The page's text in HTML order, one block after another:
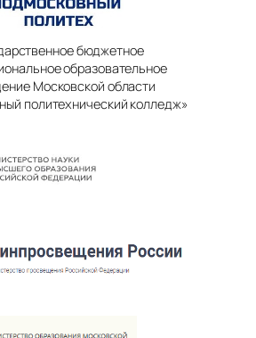
бюджетное
образовательное
Московской области
политехнический колледж»